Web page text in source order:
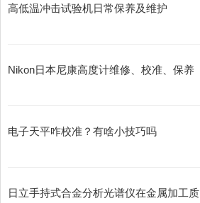
高低温冲击试验机日常保养及维护
Nikon日本尼康高度计维修、校准、保养
电子天平咋校准？有啥小技巧吗
日立手持式合金分析光谱仪在金属加工质